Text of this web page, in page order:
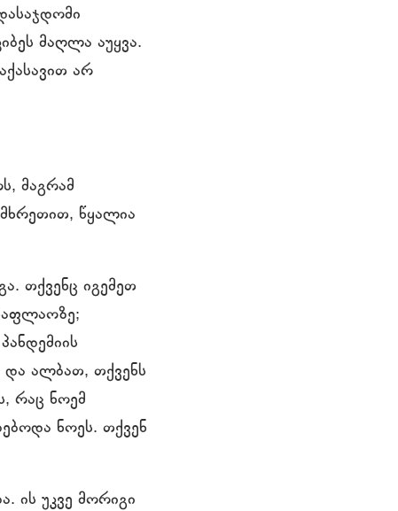
მაღლა აუყვა.
არ
მაგრამ
წყალია
თქვენც იგემეთ
და ალბათ, თქვენს
რაც ნოემ
ნოეს. თქვენ
ის უკვე მორიგი